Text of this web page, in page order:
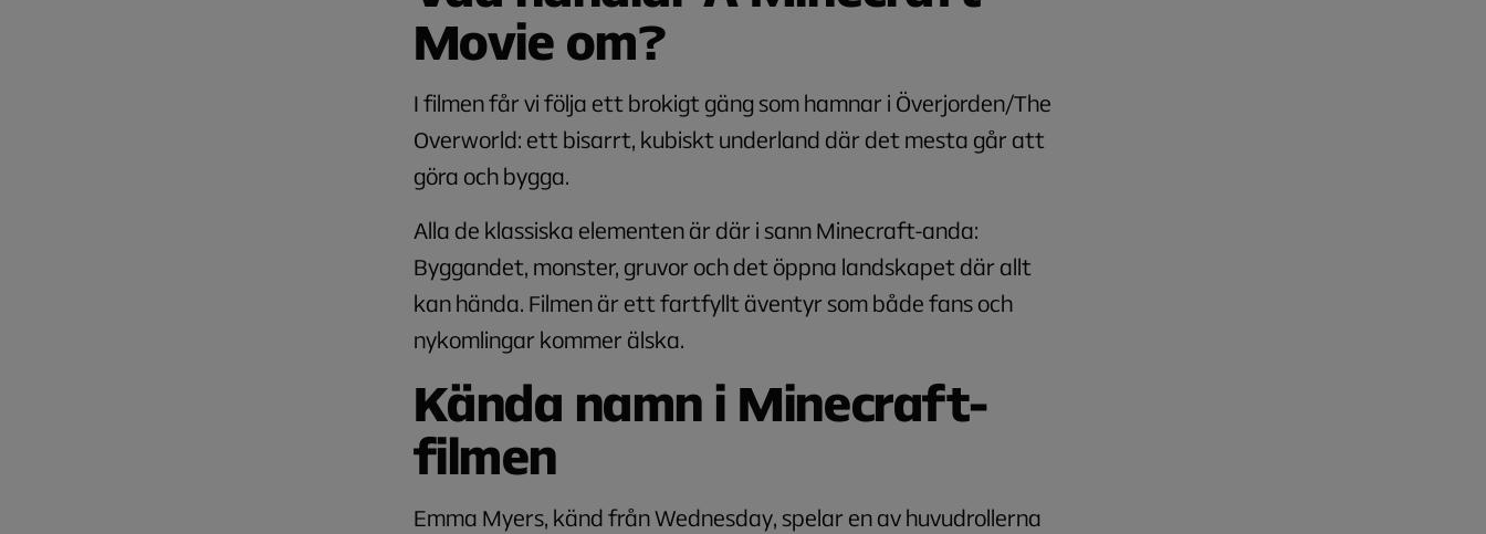
Movie om?
I filmen får vi följa ett brokigt gäng som hamnar i Överjorden/The
Overworld: ett bisarrt, kubiskt underland där det mesta går att
göra och bygga.
Alla de klassiska elementen är där i sann Minecraft-anda:
Byggandet, monster, gruvor och det öppna landskapet där allt
kan hända. Filmen är ett fartfyllt äventyr som både fans och
nykomlingar kommer älska.
Kända namn i Minecraft-
filmen
Emma Myers, känd frånWednesday, spelar en av huvudrollerna